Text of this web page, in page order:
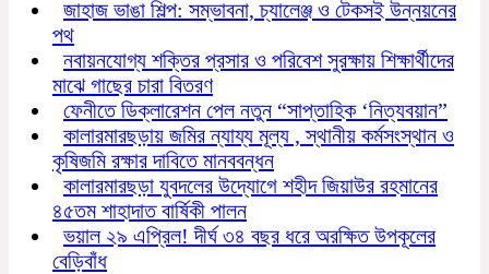
জাহাজ ভাঙা শিল্প: সম্ভাবনা, চ্যালেঞ্জ ও টেকসই উন্নয়নের
পথ
নবায়নযোগ্য শক্তির প্রসার ও পরিবেশ সুরক্ষায় শিক্ষার্থীদের
মাঝে গাছের চারা বিতরণ
ফেনীতে ডিক্লারেশন পেল নতুন “সাপ্তাহিক ‘নিত্যবয়ান”
কালারমারছড়ায় জমির ন্যায্য মূল্য , স্থানীয় কর্মসংস্থান ও
কৃষিজমি রক্ষার দাবিতে মানববন্ধন
কালারমারছড়া যুবদলের উদ্যোগে শহীদ জিয়াউর রহমানের
৪৫তম শাহাদাত বার্ষিকী পালন
ভয়াল ২৯ এপ্রিল! দীর্ঘ ৩৪ বছর ধরে অরক্ষিত উপকূলের
বেড়িবাঁধ